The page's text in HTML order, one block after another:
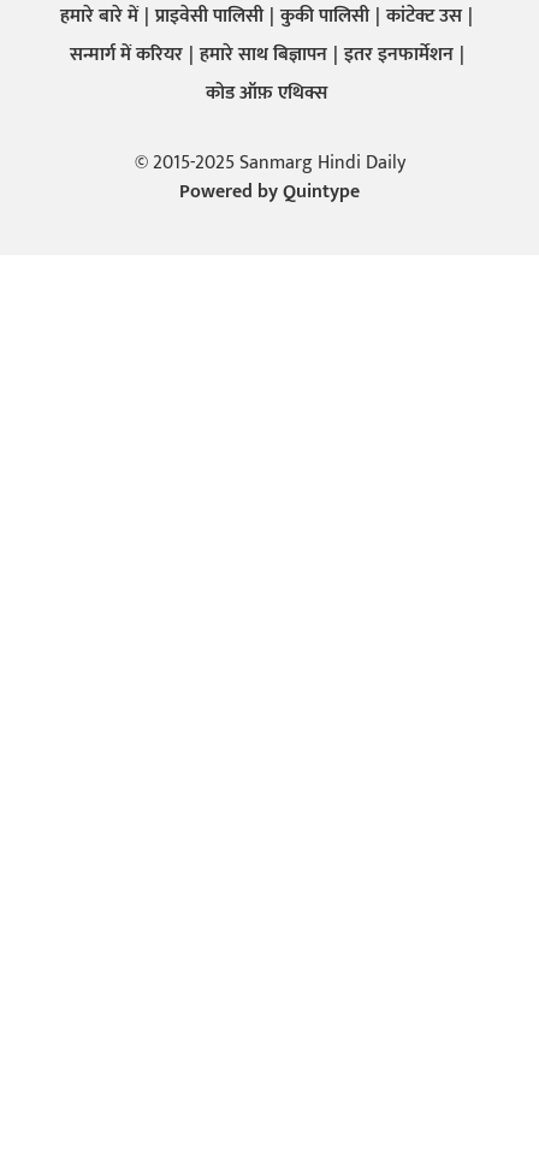
हमारे बारे में प्राइवेसी पालिसी कुकी पालिसी कांटेक्ट उस
सन्मार्ग में करियर हमारे साथ बिज्ञापन इतर इनफार्मेशन
कोड ऑफ़ एथिक्स
© 2015-2025 Sanmarg Hindi Daily
Powered byQuintype